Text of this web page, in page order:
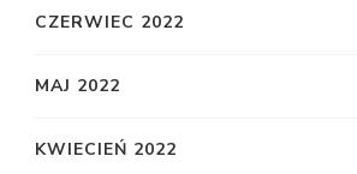
CZERWIEC 2022
MAJ 2022
KWIECIEŃ 2022